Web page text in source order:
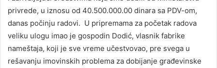
privrede, u iznosu od 40.500.000.00 dinara sa PDV-om,
danas počinju radovi. U pripremama za početak radova
veliku ulogu imao je gospodin Dodić, vlasnik fabrike
nameštaja, koji je sve vreme učestvovao, pre svega u
rešavanju imovinskih problema za dobijanje građevinske